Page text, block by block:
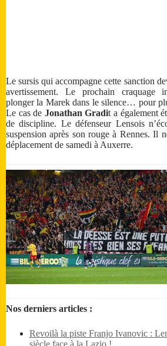
Le sursis qui accompagne cette sanction
avertissement. Le prochain craquage
plonger la Marek dans le silence… pour
Le cas de Jonathan Gradit a également
de discipline. Le défenseur Lensois
suspension après son rouge à Rennes. Il
déplacement de samedi à Auxerre.
Nos derniers articles :
Revoilà la piste Franjo Ivanovic :
siècle face à la Lazio !